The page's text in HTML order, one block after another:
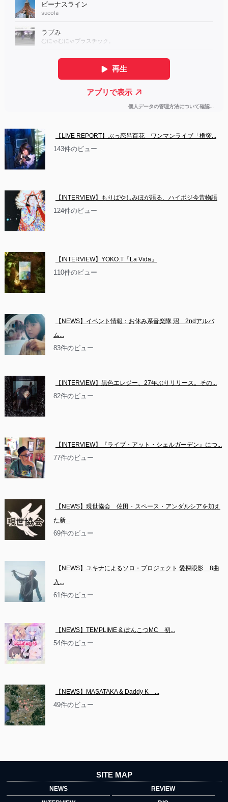
【LIVE REPORT】ぶっ恋呂百花　ワンマンライブ「楯突...
143件のビュー
【INTERVIEW】もりばやしみほが語る、ハイポジ今昔物語
124件のビュー
【INTERVIEW】YOKO.T『La Vida』
110件のビュー
【NEWS】イベント情報：お休み系音楽隊 沼　2ndアルバ
ム...
83件のビュー
【INTERVIEW】黒色エレジー、27年ぶりリリース。その...
82件のビュー
【INTERVIEW】『ライブ・アット・シェルガーデン』につ...
77件のビュー
【NEWS】現世協会　佐田・スペース・アンダルシアを加え
た新...
69件のビュー
【NEWS】ユキナによるソロ・プロジェクト 愛探眼影　8曲
入...
61件のビュー
【NEWS】TEMPLIME & ぽんこつMC　初...
54件のビュー
【NEWS】MASATAKA & Daddy K　...
49件のビュー
SITE MAP
NEWS
REVIEW